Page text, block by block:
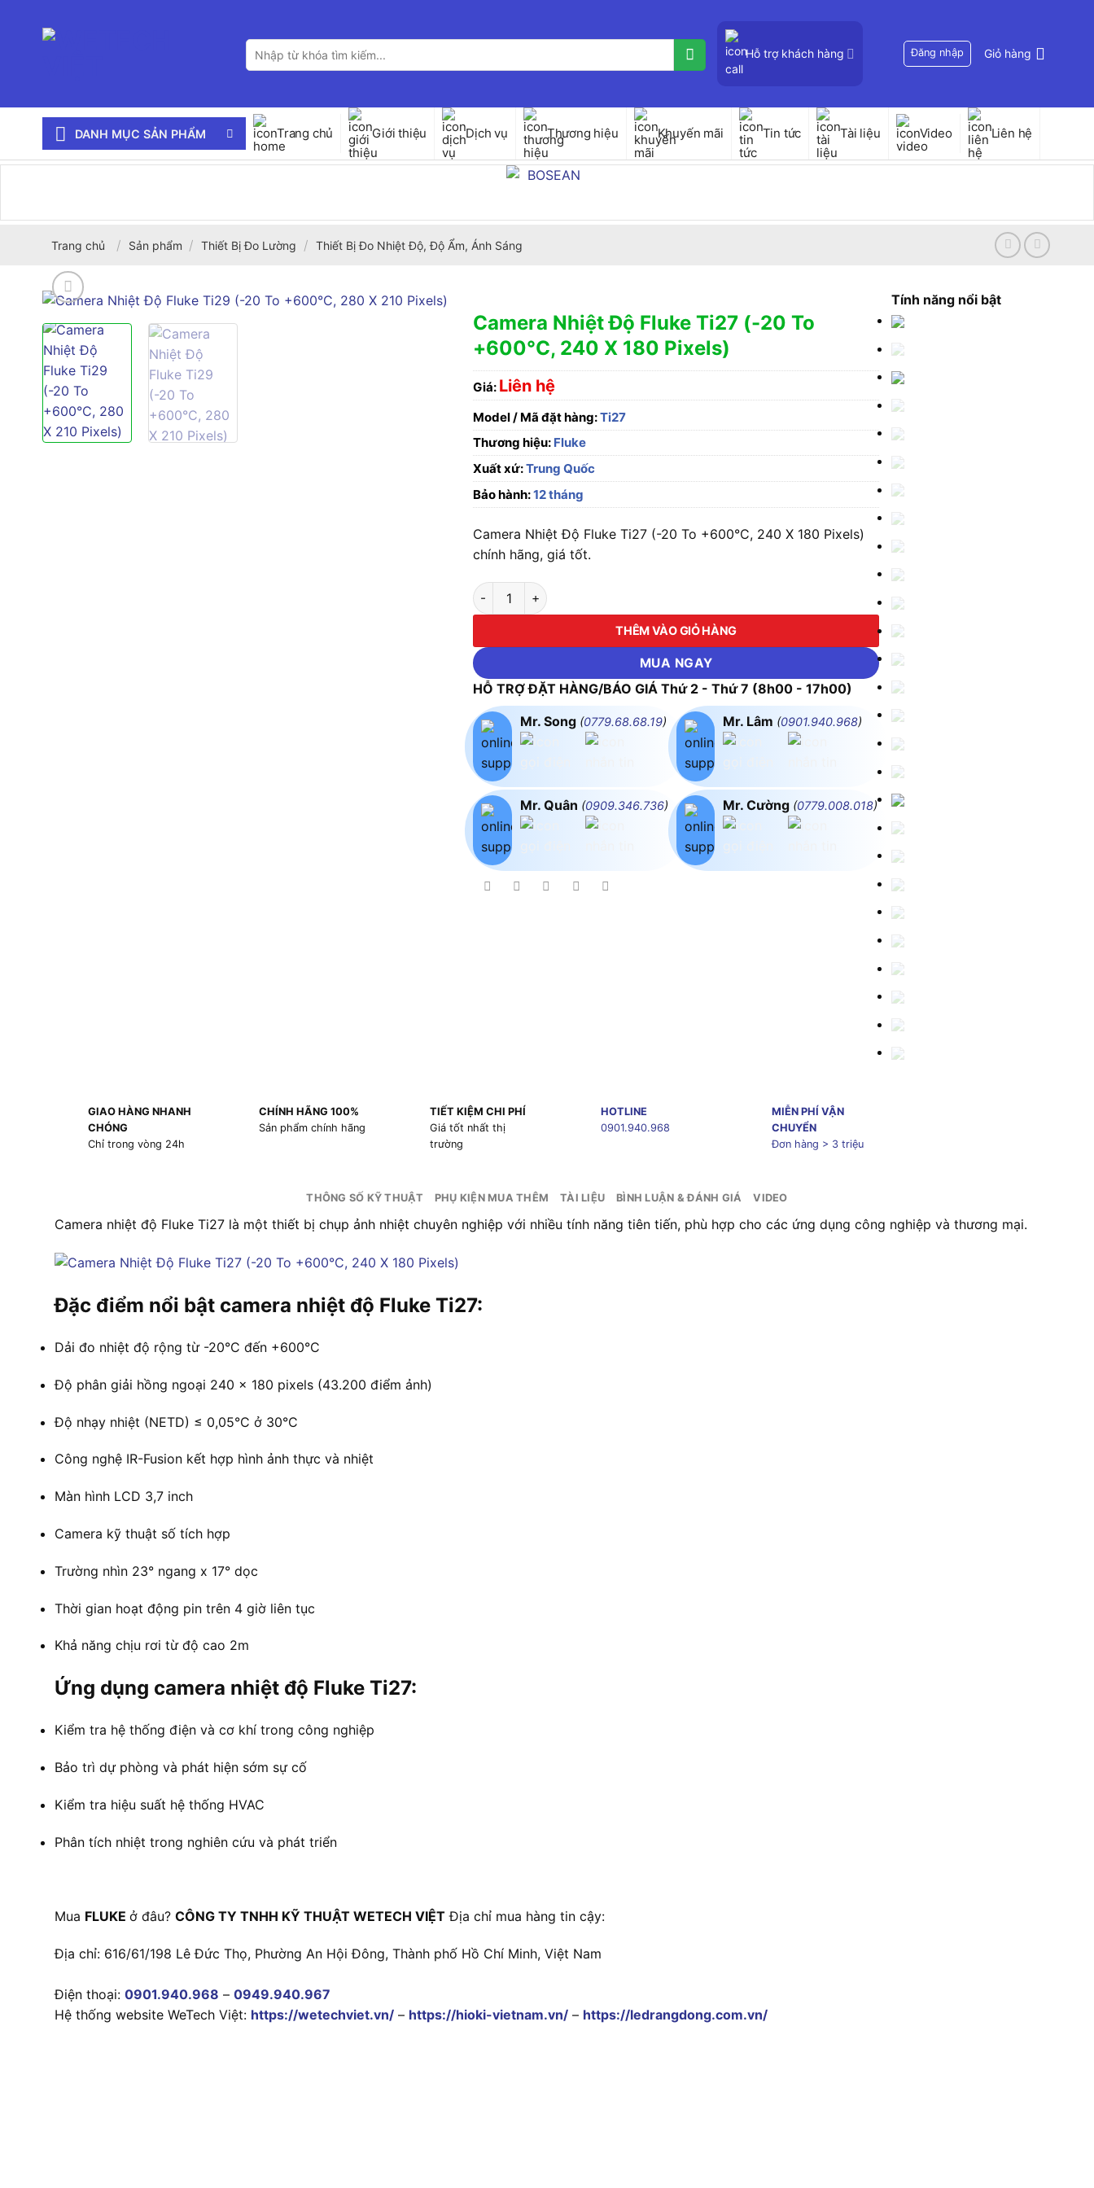
Tìm
kiếm:
Hỗ trợ khách hàng Đăng nhập Giỏ hàng
DANH MỤC SẢN PHẨM Trang chủ Giới thiệu Dịch vụ Thương hiệu Khuyến mãi Tin tức Tài liệu Video Liên hệ
Trang chủ / Sản phẩm / Thiết Bị Đo Lường / Thiết Bị Đo Nhiệt Độ, Độ Ẩm, Ánh Sáng
Camera Nhiệt Độ Fluke Ti27 (-20 To
+600°C, 240 X 180 Pixels)
Giá: Liên hệ
Model / Mã đặt hàng:Ti27
Thương hiệu: Fluke
Xuất xứ:Trung Quốc
Bảo hành:12 tháng
Camera Nhiệt Độ Fluke Ti27 (-20 To +600°C, 240 X 180 Pixels)
chính hãng, giá tốt.
Camera Nhiệt Độ Fluke Ti27 (-20 To +600°C, 240 X 180 Pixels) số lượng
THÊM VÀO GIỎ HÀNG
MUA NGAY
HỖ TRỢ ĐẶT HÀNG/BÁO GIÁ Thứ 2 - Thứ 7 (8h00 - 17h00)
Mr. Song (0779.68.68.19)
Mr. Quân (0909.346.736)
Mr. Lâm (0901.940.968)
Mr. Cường (0779.008.018)
Tính năng nổi bật
GIAO HÀNG NHANH
CHÓNG
Chỉ trong vòng 24h
CHÍNH HÃNG 100%
Sản phẩm chính hãng
TIẾT KIỆM CHI PHÍ
Giá tốt nhất thị
trường
HOTLINE
0901.940.968
MIỄN PHÍ VẬN
CHUYỂN
Đơn hàng > 3 triệu
THÔNG SỐ KỸ THUẬT PHỤ KIỆN MUA THÊM TÀI LIỆU BÌNH LUẬN & ĐÁNH GIÁ VIDEO
Camera nhiệt độ Fluke Ti27 là một thiết bị chụp ảnh nhiệt chuyên nghiệp với nhiều tính năng tiên tiến, phù hợp cho các ứng dụng công nghiệp và thương mại.
Đặc điểm nổi bật camera nhiệt độ Fluke Ti27:
Dải đo nhiệt độ rộng từ -20°C đến +600°C
Độ phân giải hồng ngoại 240 x 180 pixels (43.200 điểm ảnh)
Độ nhạy nhiệt (NETD) ≤ 0,05°C ở 30°C
Công nghệ IR-Fusion kết hợp hình ảnh thực và nhiệt
Màn hình LCD 3,7 inch
Camera kỹ thuật số tích hợp
Trường nhìn 23° ngang x 17° dọc
Thời gian hoạt động pin trên 4 giờ liên tục
Khả năng chịu rơi từ độ cao 2m
Ứng dụng camera nhiệt độ Fluke Ti27:
Kiểm tra hệ thống điện và cơ khí trong công nghiệp
Bảo trì dự phòng và phát hiện sớm sự cố
Kiểm tra hiệu suất hệ thống HVAC
Phân tích nhiệt trong nghiên cứu và phát triển
Mua FLUKE ở đâu? CÔNG TY TNHH KỸ THUẬT WETECH VIỆT Địa chỉ mua hàng tin cậy:
Địa chỉ: 616/61/198 Lê Đức Thọ, Phường An Hội Đông, Thành phố Hồ Chí Minh, Việt Nam
Điện thoại: 0901.940.968 – 0949.940.967
Hệ thống website WeTech Việt: https://wetechviet.vn/ – https://hioki-vietnam.vn/ – https://ledrangdong.com.vn/